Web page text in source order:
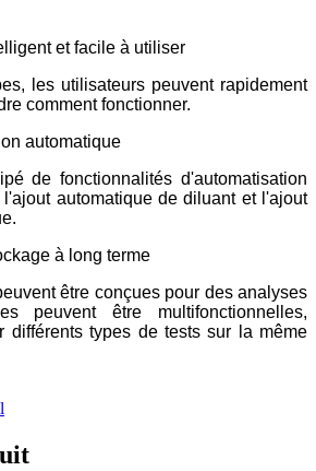
et facile à utiliser
les utilisateurs peuvent rapidement
comment fonctionner.
automatique
de fonctionnalités d'automatisation
automatique de diluant et l'ajout
à long terme
être conçues pour des analyses
peuvent être multifonctionnelles,
différents types de tests sur la même